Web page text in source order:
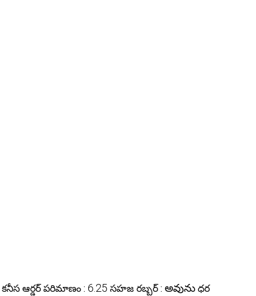
కనీస ఆర్డర్ పరిమాణం : 6.25 సహజ రబ్బర్ : అవును ధర